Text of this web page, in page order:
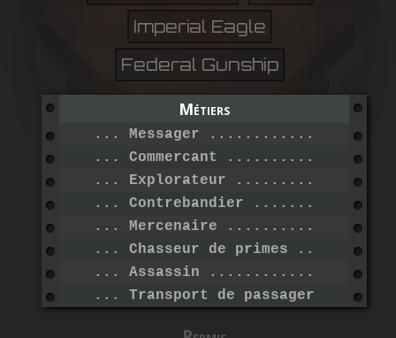
Imperial Eagle
Federal Gunship
Métiers
... Messager
... Commercant
... Explorateur
... Contrebandier
... Mercenaire
... Chasseur de primes
... Assassin
... Transport de passagers